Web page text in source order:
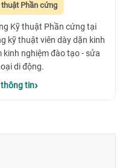
Phần cứng
Kỹ thuật Phần cứng tại
kỹ thuật viên dày dặn kinh
kinh nghiệm đào tạo - sửa
di động.
tin